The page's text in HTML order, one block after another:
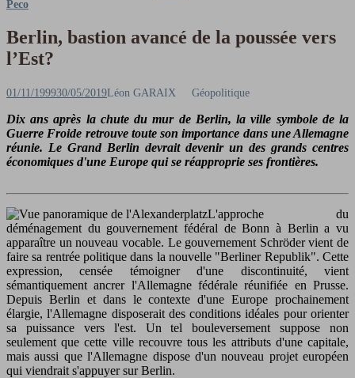
Peco
Berlin, bastion avancé de la poussée vers
l’Est?
Posted
01/11/199930/05/2019Author
Léon GARAIX Géopolitique
Dix ans après la chute du mur de Berlin, la ville symbole de la
Guerre Froide retrouve toute son importance dans une Allemagne
réunie. Le Grand Berlin devrait devenir un des grands centres
économiques d'une Europe qui se réapproprie ses frontières.
L'approche du
déménagement du gouvernement fédéral de Bonn à Berlin a vu
apparaître un nouveau vocable. Le gouvernement Schröder vient de
faire sa rentrée politique dans la nouvelle "Berliner Republik". Cette
expression, censée témoigner d'une discontinuité, vient
sémantiquement ancrer l'Allemagne fédérale réunifiée en Prusse.
Depuis Berlin et dans le contexte d'une Europe prochainement
élargie, l'Allemagne disposerait des conditions idéales pour orienter
sa puissance vers l'est. Un tel bouleversement suppose non
seulement que cette ville recouvre tous les attributs d'une capitale,
mais aussi que l'Allemagne dispose d'un nouveau projet européen
qui viendrait s'appuyer sur Berlin.